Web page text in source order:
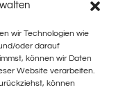
wir Technologien wie
oder darauf
können wir Daten
Website verarbeiten.
können
boerger.de
10
18